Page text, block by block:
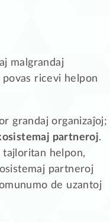
malgrandaj
ricevi helpon
grandaj organizaĵoj;
partneroj.
tajloritan helpon,
partneroj
de uzantoj